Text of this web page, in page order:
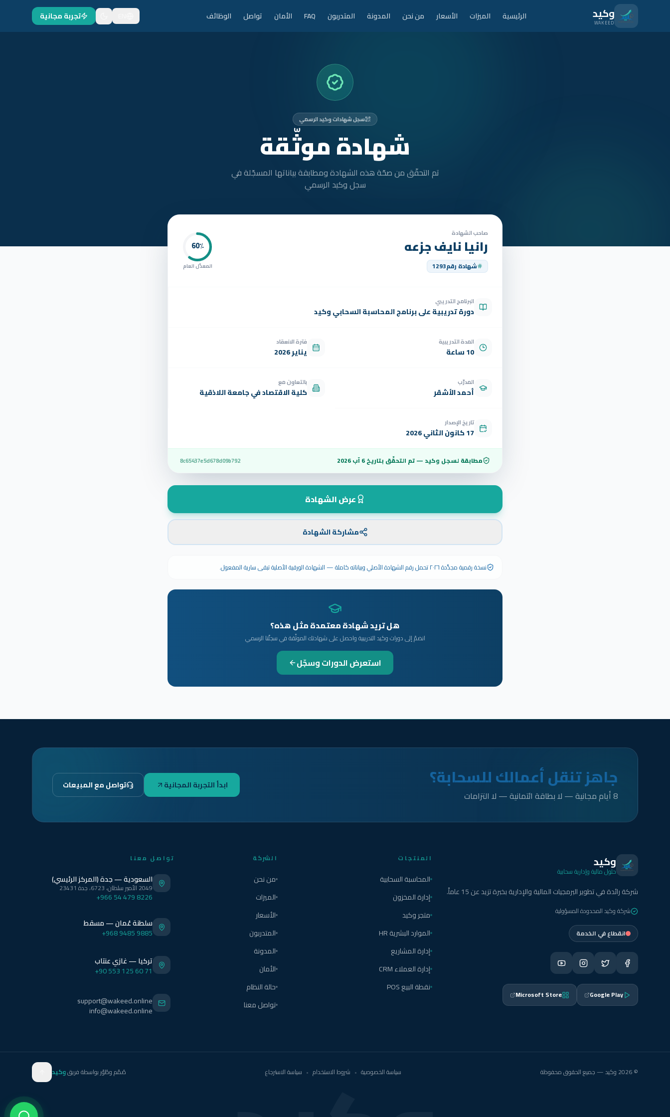
انتقل للمحتوى الرئيسيوكيد
WAKEED الرئيسية الميزات الأسعار من نحن المدونة المتدربون FAQ الأمان تواصل الوظائف تجربة مجانية
سجل شهادات وكيد الرسمي
شهادة موثّقة
تم التحقّق من صحّة هذه الشهادة ومطابقة بياناتها المسجّلة في
سجل وكيد الرسمي
صاحب الشهادة
رانيا نايف جزعه
شهادة رقم1293
60٪
المعدّل العام
البرنامج التدريبي
دورة تدريبية على برنامج المحاسبة السحابي وكيد
المدة التدريبية
10 ساعة
فترة الانعقاد
يناير 2026
المدرّب
أحمد الأشقر
بالتعاون مع
كلية الاقتصاد في جامعة اللاذقية
تاريخ الإصدار
17 كانون الثاني 2026
مطابقة لسجل وكيد — تم التحقّق بتاريخ6 آب 2026 8c65437e5d678d09b792
عرض الشهادة
مشاركة الشهادة
نسخة رقمية مجدَّدة ٢٠٢٦ تحمل رقم الشهادة الأصلي وبياناته كاملة — الشهادة الورقية الأصلية تبقى سارية المفعول.
هل تريد شهادة معتمدة مثل هذه؟
انضمّ إلى دورات وكيد التدريبية واحصل على شهادتك الموثّقة في سجلّنا الرسمي
استعرض الدورات وسجّل
جاهز تنقل أعمالك للسحابة؟
8 أيام مجانية — لا بطاقة ائتمانية — لا التزامات
ابدأ التجربة المجانية تواصل مع المبيعات
وكيد
حلول مالية وإدارية سحابية
شركة رائدة في تطوير البرمجيات المالية والإدارية بخبرة تزيد عن 15 عاماً.
شركة وكيد المحدودة المسؤولية
انقطاع في الخدمة
Google Play
Microsoft Store
المنتجات
المحاسبة السحابية
إدارة المخزون
متجر وكيد
الموارد البشرية HR
إدارة المشاريع
إدارة العملاء CRM
نقطة البيع POS
الشركة
من نحن
الميزات
الأسعار
المتدربون
المدونة
الأمان
حالة النظام
تواصل معنا
تواصل معنا
السعودية — جدة (المركز الرئيسي)
2049 الأمير سلطان، 6723، جدة 23431
+966 54 479 8226
سلطنة عُمان — مسقط
+968 9485 9885
تركيا — غازي عنتاب
+90 553 125 60 71
support@wakeed.online
info@wakeed.online
© 2026 وكيد — جميع الحقوق محفوظة سياسة الخصوصية • شروط الاستخدام • سياسة الاسترجاع صُمّم وطُوّر بواسطة فريقوكيد